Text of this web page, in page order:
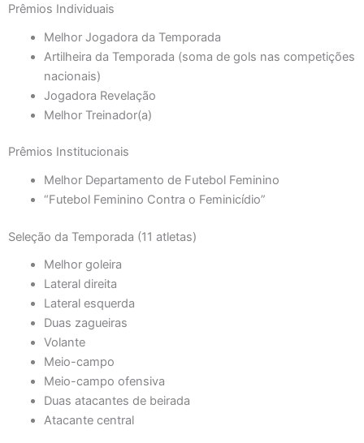
Prêmios Individuais
Melhor Jogadora da Temporada
Artilheira da Temporada (soma de gols nas competições
nacionais)
Jogadora Revelação
Melhor Treinador(a)
Prêmios Institucionais
Melhor Departamento de Futebol Feminino
“Futebol Feminino Contra o Feminicídio”
Seleção da Temporada (11 atletas)
Melhor goleira
Lateral direita
Lateral esquerda
Duas zagueiras
Volante
Meio-campo
Meio-campo ofensiva
Duas atacantes de beirada
Atacante central